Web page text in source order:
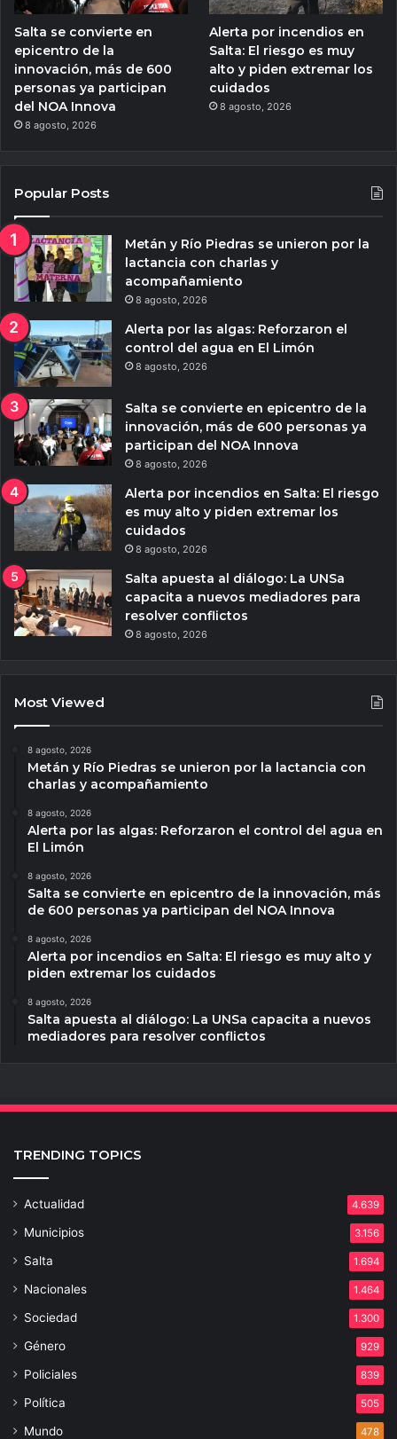
Salta se convierte en
epicentro de la
innovación, más de 600
personas ya participan
del NOA Innova
8 agosto, 2026
Alerta por incendios en
Salta: El riesgo es muy
alto y piden extremar los
cuidados
8 agosto, 2026
Popular Posts
Metán y Río Piedras se unieron por la
lactancia con charlas y
acompañamiento
8 agosto, 2026
Alerta por las algas: Reforzaron el
control del agua en El Limón
8 agosto, 2026
Salta se convierte en epicentro de la
innovación, más de 600 personas ya
participan del NOA Innova
8 agosto, 2026
Alerta por incendios en Salta: El riesgo
es muy alto y piden extremar los
cuidados
8 agosto, 2026
Salta apuesta al diálogo: La UNSa
capacita a nuevos mediadores para
resolver conflictos
8 agosto, 2026
Most Viewed
8 agosto, 2026
Metán y Río Piedras se unieron por la lactancia con
charlas y acompañamiento
8 agosto, 2026
Alerta por las algas: Reforzaron el control del agua en
El Limón
8 agosto, 2026
Salta se convierte en epicentro de la innovación, más
de 600 personas ya participan del NOA Innova
8 agosto, 2026
Alerta por incendios en Salta: El riesgo es muy alto y
piden extremar los cuidados
8 agosto, 2026
Salta apuesta al diálogo: La UNSa capacita a nuevos
mediadores para resolver conflictos
TRENDING TOPICS
Actualidad 4.639
Municipios 3.156
Salta 1.694
Nacionales 1.464
Sociedad 1.300
Género 929
Policiales 839
Política 505
Mundo 478